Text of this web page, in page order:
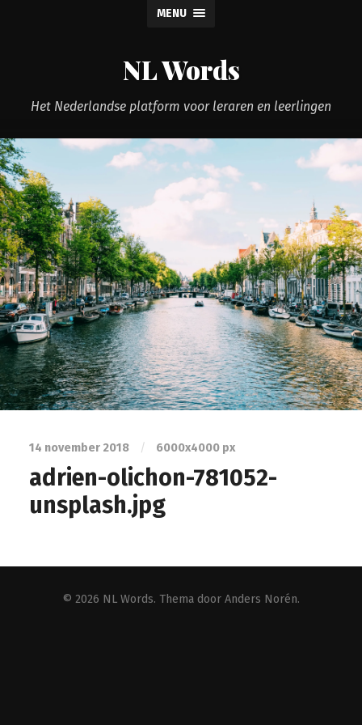
MENU
NL Words
Het Nederlandse platform voor leraren en leerlingen
14 november 2018 / 6000x4000 px
adrien-olichon-781052-
unsplash.jpg
© 2026 NL Words. Thema door Anders Norén.